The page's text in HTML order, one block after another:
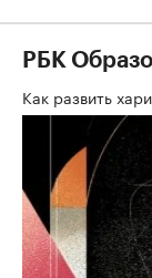
РБК
Как развить